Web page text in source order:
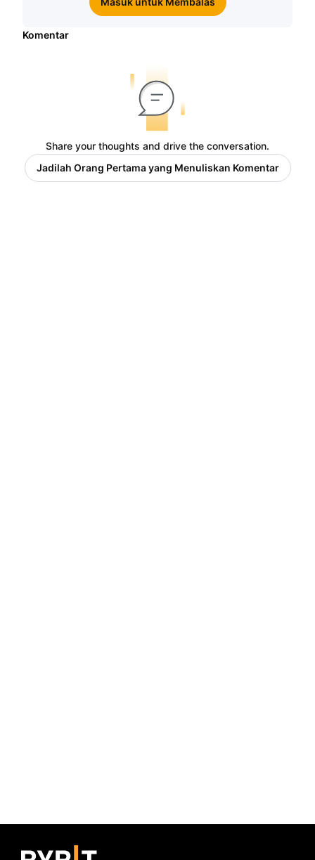
Komentar
Share your thoughts and drive the conversation.
Jadilah Orang Pertama yang Menuliskan Komentar